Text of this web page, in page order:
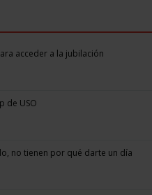
acceder a la jubilación
de USO
no tienen por qué darte un día